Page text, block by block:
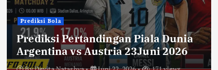
Prediksi Bola
Prediksi Pertandingan Piala Dunia
Argentina vs Austria 23Juni 2026